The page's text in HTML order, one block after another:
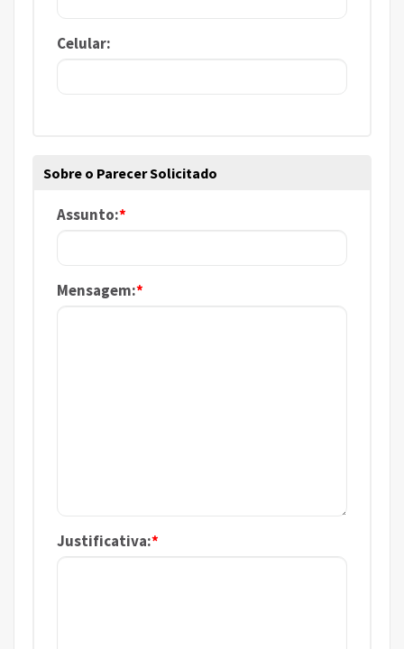
Celular:
Sobre o Parecer Solicitado
Assunto:*
Mensagem:*
Justificativa:*